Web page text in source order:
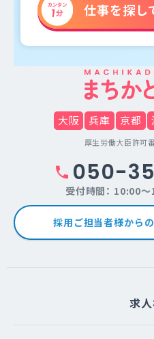
仕事を探し
大阪 兵庫 京都
厚生労働大臣許可
050-
受付時間： 10:00～
採用ご担当者様から
求